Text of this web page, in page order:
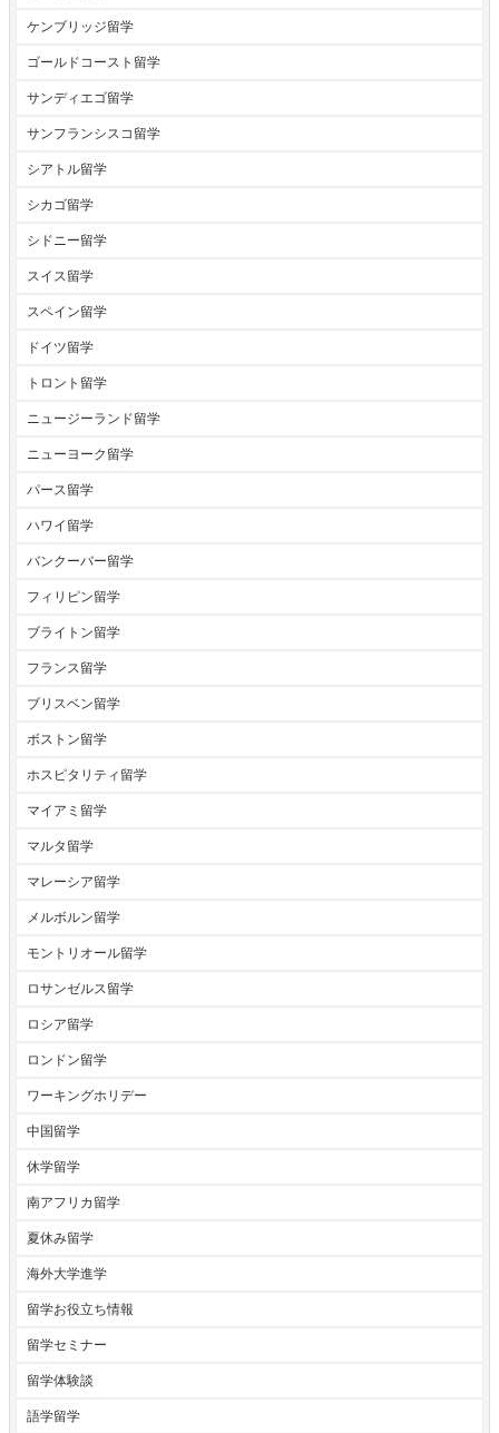
ケンブリッジ留学
ゴールドコースト留学
サンディエゴ留学
サンフランシスコ留学
シアトル留学
シカゴ留学
シドニー留学
スイス留学
スペイン留学
ドイツ留学
トロント留学
ニュージーランド留学
ニューヨーク留学
パース留学
ハワイ留学
バンクーバー留学
フィリピン留学
ブライトン留学
フランス留学
ブリスベン留学
ボストン留学
ホスピタリティ留学
マイアミ留学
マルタ留学
マレーシア留学
メルボルン留学
モントリオール留学
ロサンゼルス留学
ロシア留学
ロンドン留学
ワーキングホリデー
中国留学
休学留学
南アフリカ留学
夏休み留学
海外大学進学
留学お役立ち情報
留学セミナー
留学体験談
語学留学